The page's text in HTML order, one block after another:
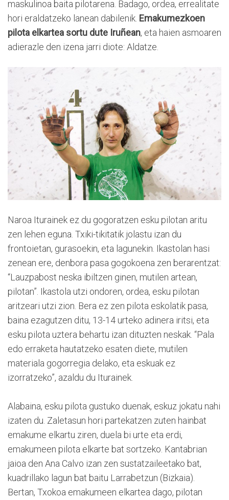
maskulinoa baita pilotarena. Badago, ordea, errealitate
hori eraldatzeko lanean dabilenik. Emakumezkoen
pilota elkartea sortu dute Iruñean, eta haien asmoaren
adierazle den izena jarri diote: Aldatze.
Naroa Iturainek ez du gogoratzen esku pilotan aritu
zen lehen eguna. Txiki-tikitatik jolastu izan du
frontoietan, gurasoekin, eta lagunekin. Ikastolan hasi
zenean ere, denbora pasa gogokoena zen berarentzat:
“Lauzpabost neska ibiltzen ginen, mutilen artean,
pilotan”. Ikastola utzi ondoren, ordea, esku pilotan
aritzeari utzi zion. Bera ez zen pilota eskolatik pasa,
baina ezagutzen ditu, 13-14 urteko adinera iritsi, eta
esku pilota uztera behartu izan dituzten neskak. “Pala
edo erraketa hautatzeko esaten diete, mutilen
materiala gogorregia delako, eta eskuak ez
izorratzeko”, azaldu du Iturainek.
Alabaina, esku pilota gustuko duenak, eskuz jokatu nahi
izaten du. Zaletasun hori partekatzen zuten hainbat
emakume elkartu ziren, duela bi urte eta erdi,
emakumeen pilota elkarte bat sortzeko. Kantabrian
jaioa den Ana Calvo izan zen sustatzaileetako bat,
kuadrillako lagun bat baitu Larrabetzun (Bizkaia).
Bertan, Txokoa emakumeen elkartea dago, pilotan